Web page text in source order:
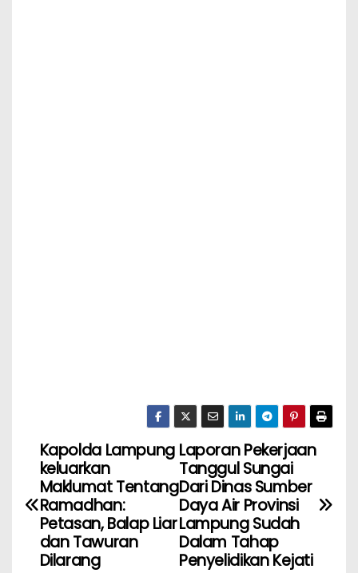
Laporan Pekerjaan
Tanggul Sungai
Dari Dinas Sumber
Daya Air Provinsi
Lampung Sudah
Dalam Tahap
Penyelidikan Kejati
Kapolda Lampung
keluarkan
Maklumat Tentang
Ramadhan:
Petasan, Balap Liar
dan Tawuran
Dilarang